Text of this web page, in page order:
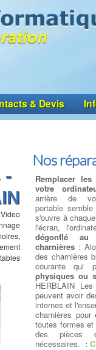
& Devis
-
Nos
Remplacer
votre
arrière de
portable
s'ouvre à
l'écran,
dégonflé
charnières :
des charnières
courante qui
physiques ou
HERBLAIN
peuvent avoir
internes et
charnières pour
toutes formes et
des pièces
nécessaires. :